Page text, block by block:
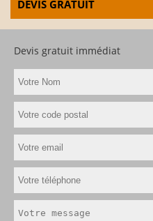
DEVIS GRATUIT
Devis gratuit immédiat